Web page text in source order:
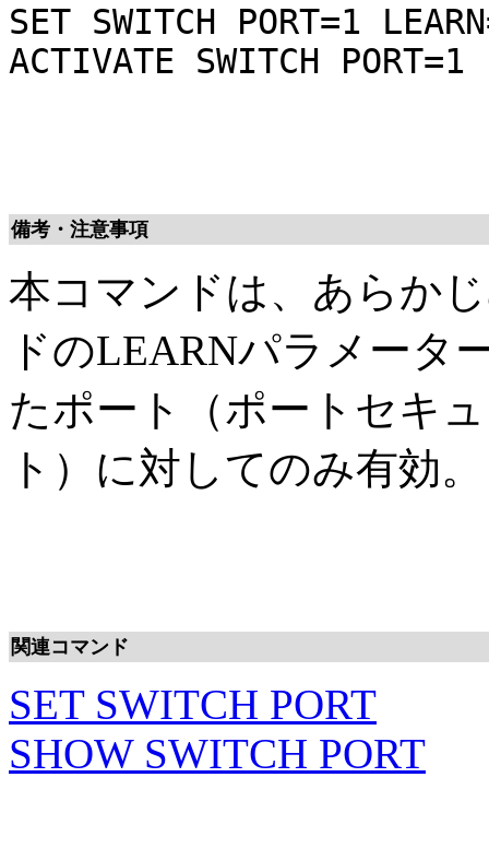
SET SWITCH PORT=1
ACTIVATE SWITCH PORT=1
備考・注意事項
本コマンドは、あらか
ドのLEARNパラメータ
たポート（ポートセキ
ト）に対してのみ有効。
関連コマンド
SET SWITCH PORT
SHOW SWITCH PORT